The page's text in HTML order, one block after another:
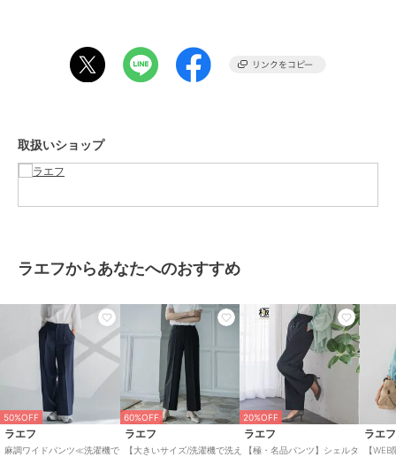
※お客様のモニター環境により実際のお色と多少異なる場合がござい
イズは商品情報の実寸をご確認ください。
ショップ
商品カテゴリ ／ スラックス
性別タイプ
レディース
パンツ ／ スラックス
カラー グリーン、ネイビー、ベージュ
サイズ 13号,15号,17号
取扱いショップ
ラエフからあなたへのおすすめ
50%OFF
ラエフ
麻調ワイドパンツ≪洗濯機で
60%OFF
ラエフ
【大きいサイズ/洗濯機で洗え
20%OFF
ラエフ
【極・名品パンツ】シェルタ
ラエフ
【